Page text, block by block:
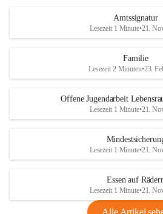
Amtssignatur
Lesezeit 1 Minute•21.
Familie
Lesezeit 2 Minuten•23.
Offene Jugendarbeit
Lesezeit 1 Minute•21.
Lesezeit 1 Minute•21.
Essen auf
Lesezeit 1 Minute•21.
Alle Artikel